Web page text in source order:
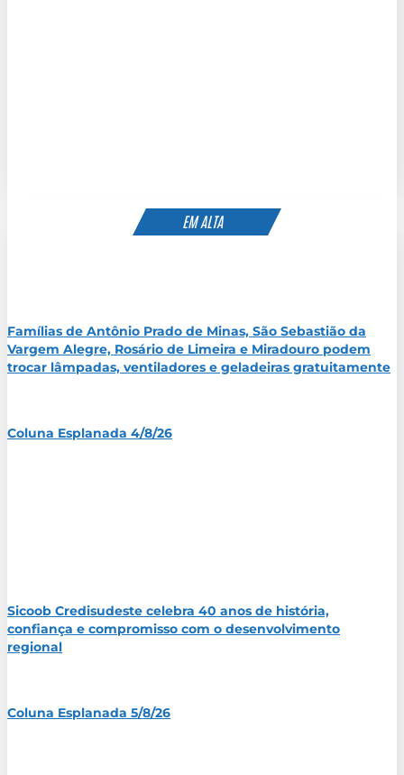
EM ALTA
Famílias de Antônio Prado de Minas, São Sebastião da
Vargem Alegre, Rosário de Limeira e Miradouro podem
trocar lâmpadas, ventiladores e geladeiras gratuitamente
Coluna Esplanada 4/8/26
Sicoob Credisudeste celebra 40 anos de história,
confiança e compromisso com o desenvolvimento
regional
Coluna Esplanada 5/8/26